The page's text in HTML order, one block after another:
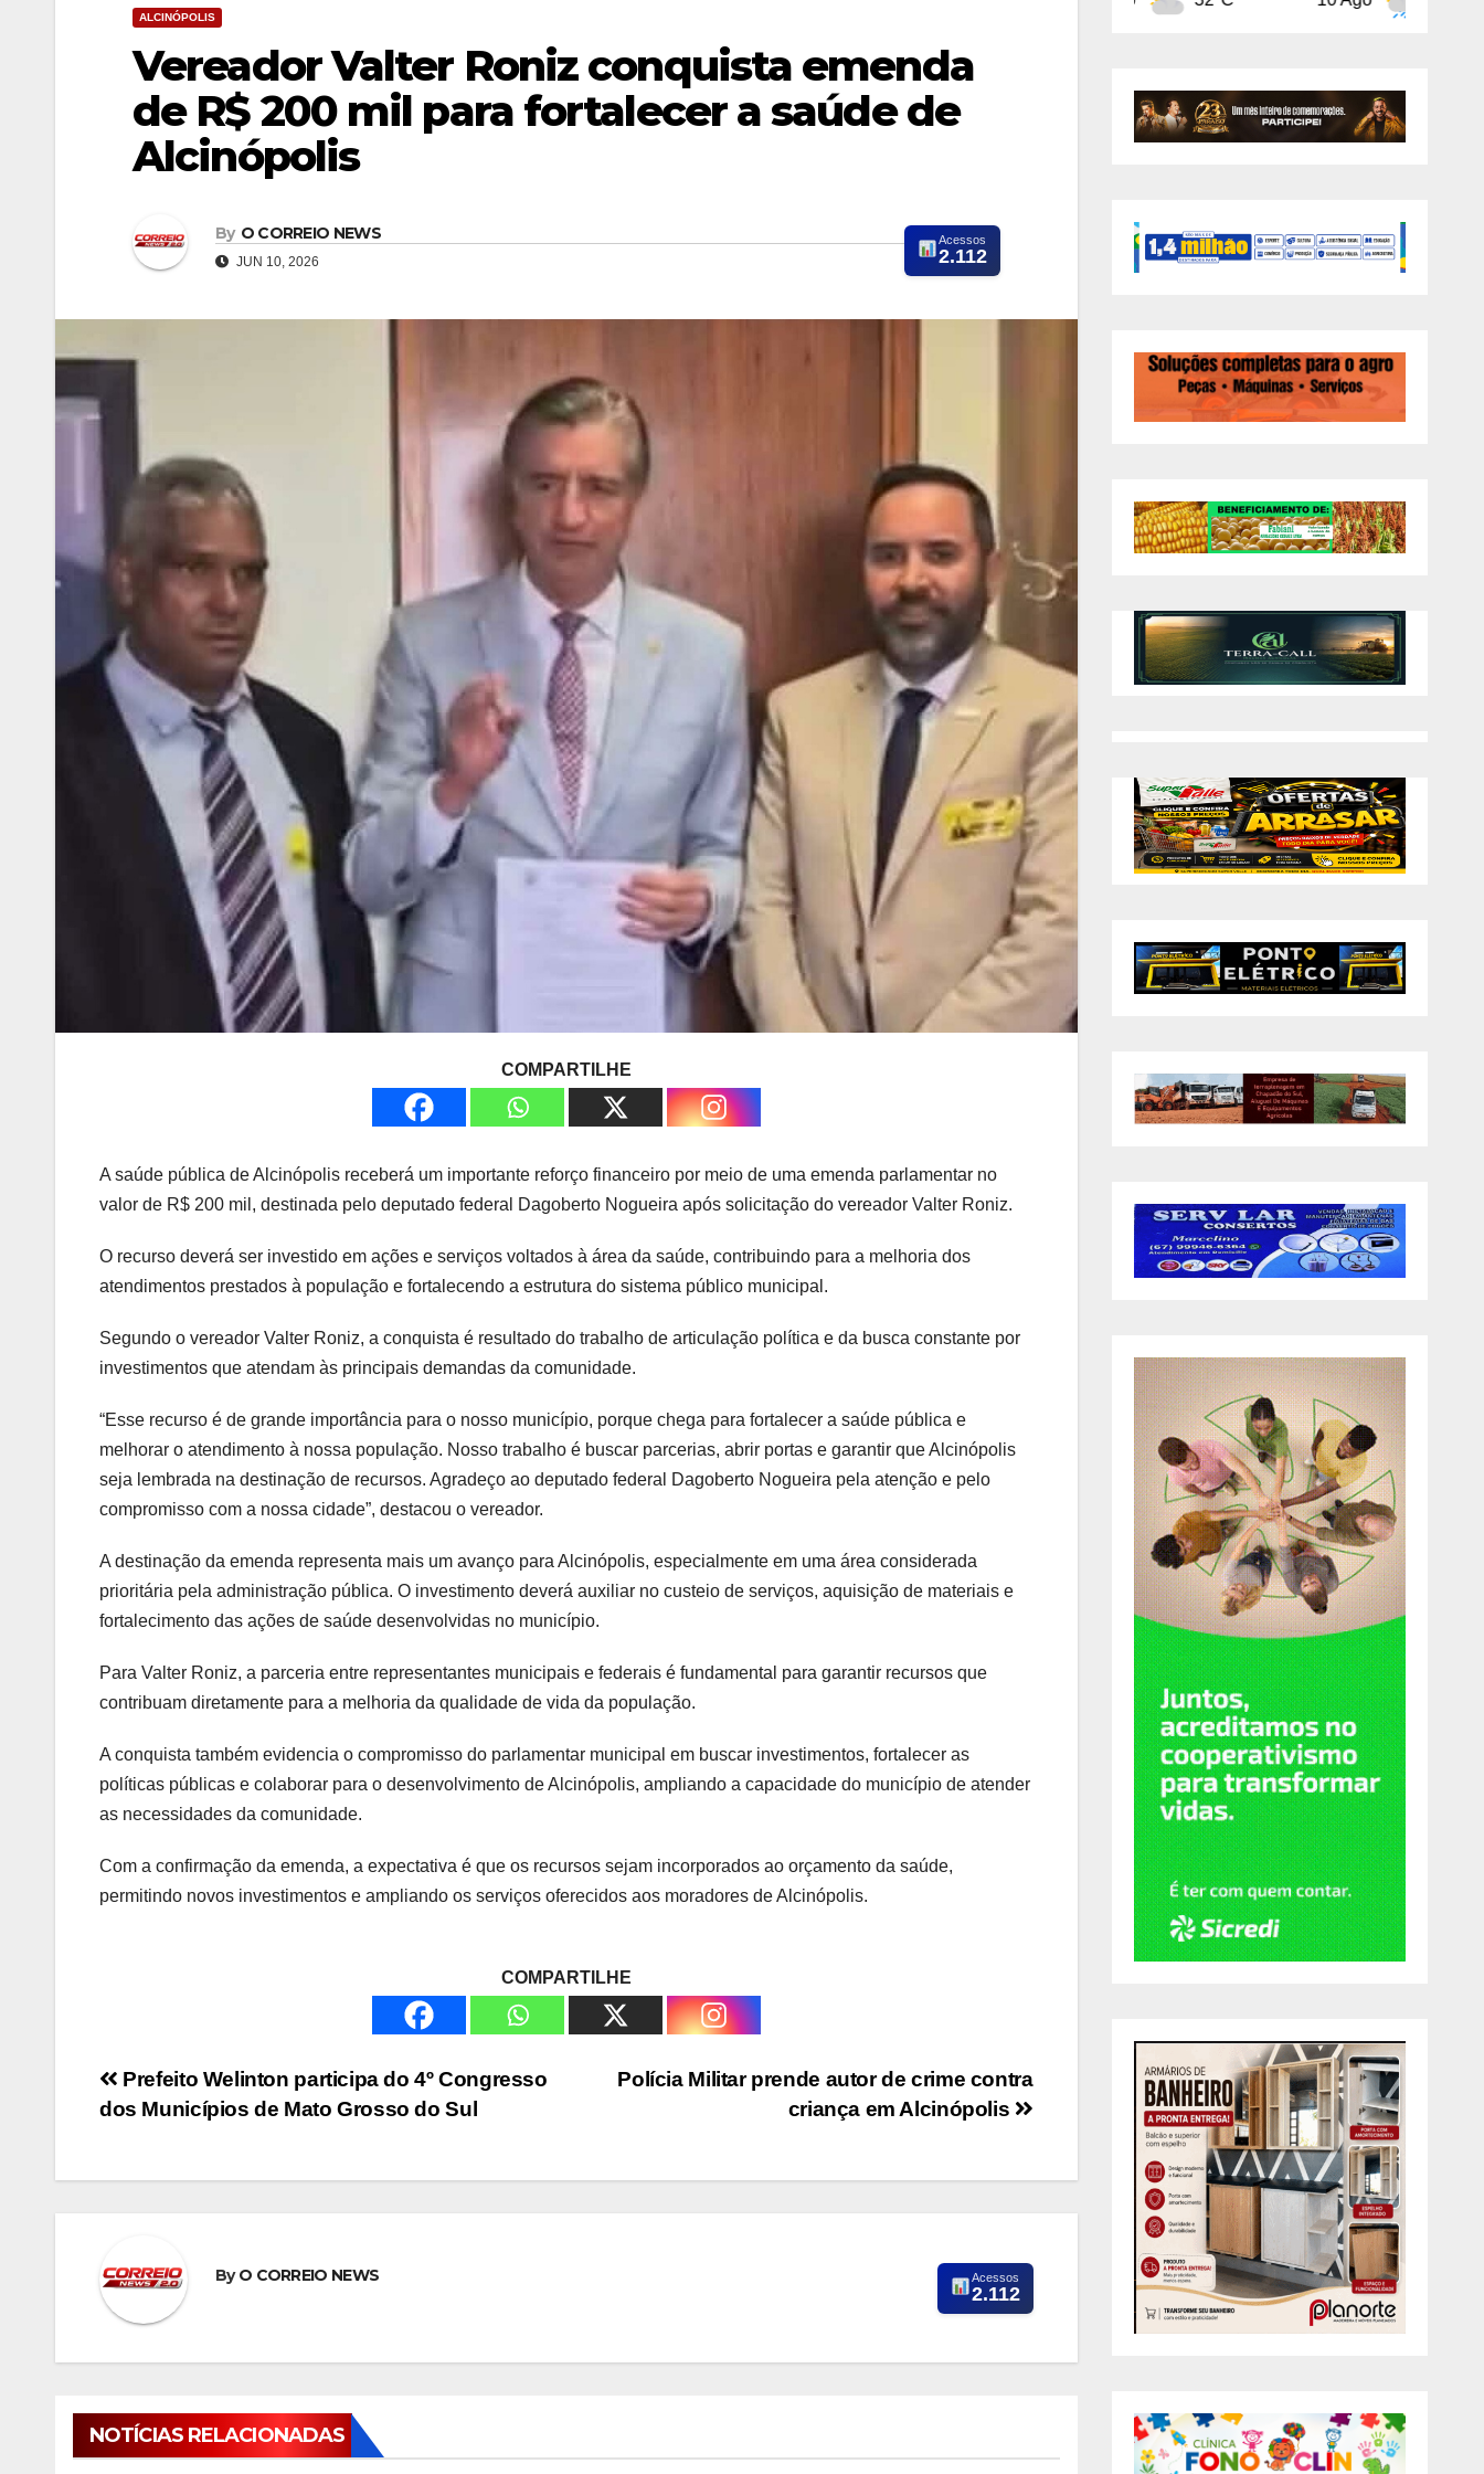
ALCINÓPOLIS
Vereador Valter Roniz conquista emenda
de R$ 200 mil para fortalecer a saúde de
Alcinópolis
By O CORREIO NEWS
JUN 10, 2026
Acessos
2.112
COMPARTILHE
A saúde pública de Alcinópolis receberá um importante reforço financeiro por meio de uma emenda parlamentar no
valor de R$ 200 mil, destinada pelo deputado federal Dagoberto Nogueira após solicitação do vereador Valter Roniz.
O recurso deverá ser investido em ações e serviços voltados à área da saúde, contribuindo para a melhoria dos
atendimentos prestados à população e fortalecendo a estrutura do sistema público municipal.
Segundo o vereador Valter Roniz, a conquista é resultado do trabalho de articulação política e da busca constante por
investimentos que atendam às principais demandas da comunidade.
“Esse recurso é de grande importância para o nosso município, porque chega para fortalecer a saúde pública e
melhorar o atendimento à nossa população. Nosso trabalho é buscar parcerias, abrir portas e garantir que Alcinópolis
seja lembrada na destinação de recursos. Agradeço ao deputado federal Dagoberto Nogueira pela atenção e pelo
compromisso com a nossa cidade”, destacou o vereador.
A destinação da emenda representa mais um avanço para Alcinópolis, especialmente em uma área considerada
prioritária pela administração pública. O investimento deverá auxiliar no custeio de serviços, aquisição de materiais e
fortalecimento das ações de saúde desenvolvidas no município.
Para Valter Roniz, a parceria entre representantes municipais e federais é fundamental para garantir recursos que
contribuam diretamente para a melhoria da qualidade de vida da população.
A conquista também evidencia o compromisso do parlamentar municipal em buscar investimentos, fortalecer as
políticas públicas e colaborar para o desenvolvimento de Alcinópolis, ampliando a capacidade do município de atender
as necessidades da comunidade.
Com a confirmação da emenda, a expectativa é que os recursos sejam incorporados ao orçamento da saúde,
permitindo novos investimentos e ampliando os serviços oferecidos aos moradores de Alcinópolis.
COMPARTILHE
Navegação
Post
Polícia Militar prende autor de crime contra
criança em Alcinópolis
Prefeito Welinton participa do 4º Congresso
dos Municípios de Mato Grosso do Sul
ByO CORREIO NEWS Acessos
2.112
NOTÍCIAS RELACIONADAS